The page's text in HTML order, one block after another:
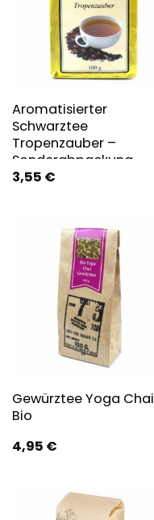
Aromatisierter
Schwarztee
Tropenzauber –
Sonderabpackung
3,55 €
Gewürztee Yoga Chai
Bio
4,95 €